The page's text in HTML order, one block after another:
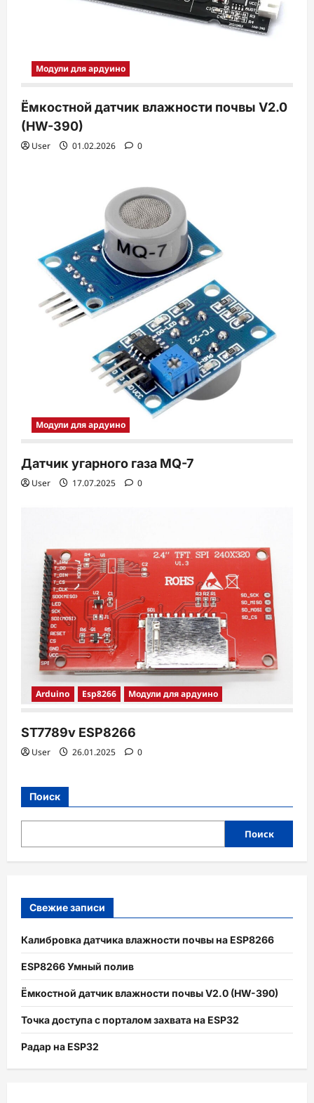
Модули для ардуино
Ёмкостной датчик влажности почвы V2.0
(HW-390)
User 01.02.2026 0
Модули для ардуино
Датчик угарного газа MQ-7
User 17.07.2025 0
Arduino Esp8266 Модули для ардуино
ST7789v ESP8266
User 26.01.2025 0
Поиск
Поиск
Свежие записи
Калибровка датчика влажности почвы на ESP8266
ESP8266 Умный полив
Ёмкостной датчик влажности почвы V2.0 (HW-390)
Точка доступа с порталом захвата на ESP32
Радар на ESP32